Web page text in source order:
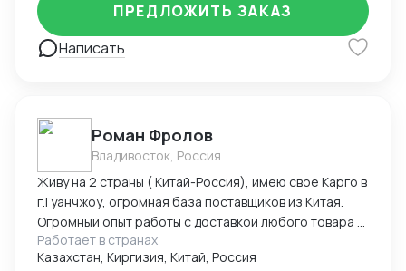
Написать
ПРЕДЛОЖИТЬ ЗАКАЗ
Роман Фролов
Владивосток, Россия
Живу на 2 страны ( Китай-Россия), имею свое Карго в
г.Гуанчжоу, огромная база поставщиков из Китая.
Огромный опыт работы с доставкой любого товара в
Страны Средней Азии. Поиск, выкуп, валюта, обмен,
инспекция.
Работает в странах
Казахстан, Киргизия, Китай, Россия